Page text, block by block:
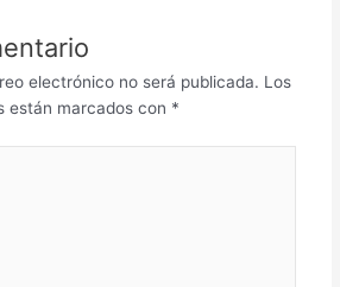
electrónico no será publicada. Los
están marcados con *